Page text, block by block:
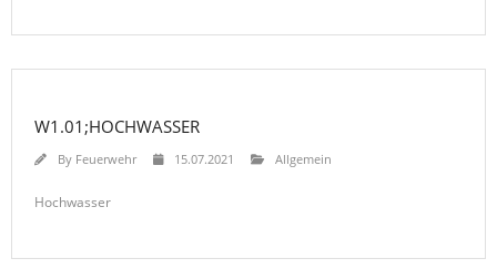
W1.01;HOCHWASSER
By Feuerwehr 15.07.2021 Allgemein
Hochwasser